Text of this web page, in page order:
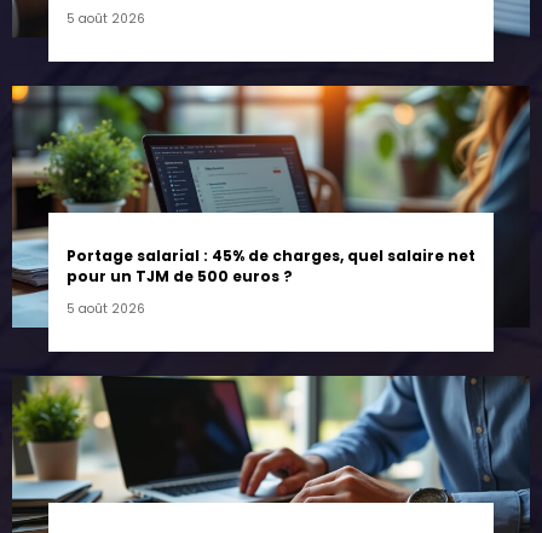
5 août 2026
Portage salarial : 45% de charges, quel salaire net
pour un TJM de 500 euros ?
5 août 2026